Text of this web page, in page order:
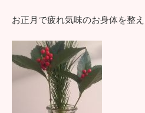
お正月で疲れ気味のお身体を整え